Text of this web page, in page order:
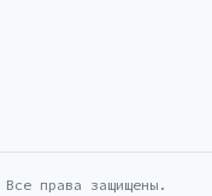
права защищены.